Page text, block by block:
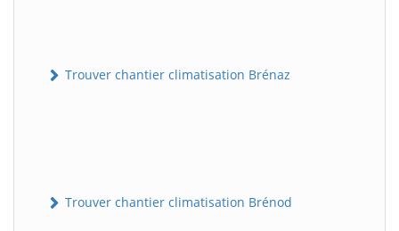
Trouver chantier climatisation Brénaz
Trouver chantier climatisation Brénod